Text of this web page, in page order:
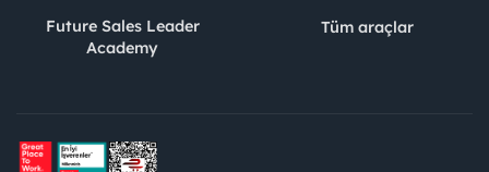
Future Sales Leader
Academy
Tüm araçlar